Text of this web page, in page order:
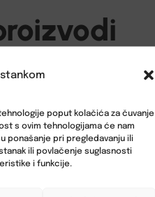
poput kolačića za čuvanje
s ovim tehnologijama će nam
ponašanje pri pregledavanju ili
ili povlačenje suglasnosti
i funkcije.